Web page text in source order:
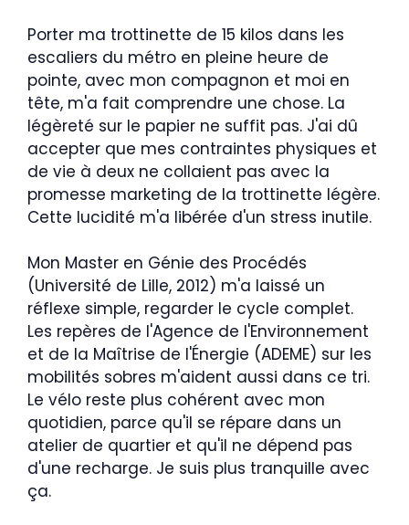
Porter ma trottinette de 15 kilos dans les
escaliers du métro en pleine heure de
pointe, avec mon compagnon et moi en
tête, m'a fait comprendre une chose. La
légèreté sur le papier ne suffit pas. J'ai dû
accepter que mes contraintes physiques et
de vie à deux ne collaient pas avec la
promesse marketing de la trottinette légère.
Cette lucidité m'a libérée d'un stress inutile.
Mon Master en Génie des Procédés
(Université de Lille, 2012) m'a laissé un
réflexe simple, regarder le cycle complet.
Les repères de l'Agence de l'Environnement
et de la Maîtrise de l'Énergie (ADEME) sur les
mobilités sobres m'aident aussi dans ce tri.
Le vélo reste plus cohérent avec mon
quotidien, parce qu'il se répare dans un
atelier de quartier et qu'il ne dépend pas
d'une recharge. Je suis plus tranquille avec
ça.